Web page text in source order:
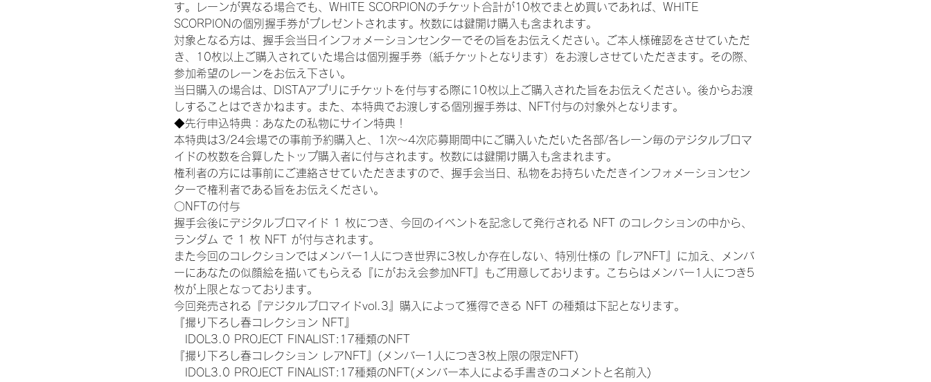
す。レーンが異なる場合でも、WHITE SCORPIONのチケット合計が10枚でまとめ買いであれば、WHITE
SCORPIONの個別握手券がプレゼントされます。枚数には鍵開け購入も含まれます。
対象となる方は、握手会当日インフォメーションセンターでその旨をお伝えください。ご本人様確認をさせていただ
き、10枚以上ご購入されていた場合は個別握手券（紙チケットとなります）をお渡しさせていただきます。その際、
参加希望のレーンをお伝え下さい。
当日購入の場合は、DISTAアプリにチケットを付与する際に10枚以上ご購入された旨をお伝えください。後からお渡
しすることはできかねます。また、本特典でお渡しする個別握手券は、NFT付与の対象外となります。
◆先行申込特典：あなたの私物にサイン特典！
本特典は3/24会場での事前予約購入と、1次〜4次応募期間中にご購入いただいた各部/各レーン毎のデジタルブロマ
イドの枚数を合算したトップ購入者に付与されます。枚数には鍵開け購入も含まれます。
権利者の方には事前にご連絡させていただきますので、握手会当日、私物をお持ちいただきインフォメーションセン
ターで権利者である旨をお伝えください。
〇NFTの付与
握手会後にデジタルブロマイド 1 枚につき、今回のイベントを記念して発行される NFT のコレクションの中から、
ランダム で 1 枚 NFT が付与されます。
また今回のコレクションではメンバー1人につき世界に3枚しか存在しない、特別仕様の『レアNFT』に加え、メンバ
ーにあなたの似顔絵を描いてもらえる『にがおえ会参加NFT』もご用意しております。こちらはメンバー1人につき5
枚が上限となっております。
今回発売される『デジタルブロマイドvol.3』購入によって獲得できる NFT の種類は下記となります。
『撮り下ろし春コレクション NFT』
IDOL3.0 PROJECT FINALIST:17種類のNFT
『撮り下ろし春コレクション レアNFT』(メンバー1人につき3枚上限の限定NFT)
IDOL3.0 PROJECT FINALIST:17種類のNFT(メンバー本人による手書きのコメントと名前入)